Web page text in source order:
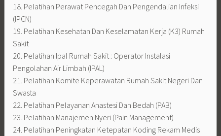
18. Pelatihan Perawat Pencegah Dan Pengendalian Infeksi
(IPCN)
19. Pelatihan Kesehatan Dan Keselamatan Kerja (K3) Rumah
Sakit
20. Pelatihan Ipal Rumah Sakit : Operator Instalasi
Pengolahan Air Limbah (IPAL)
21. Pelatihan Komite Keperawatan Rumah Sakit Negeri Dan
Swasta
22. Pelatihan Pelayanan Anastesi Dan Bedah (PAB)
23. Pelatihan Manajemen Nyeri (Pain Management)
24. Pelatihan Peningkatan Ketepatan Koding Rekam Medis